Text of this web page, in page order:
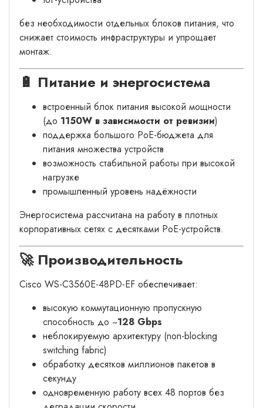
без необходимости отдельных блоков питания, что
снижает стоимость инфраструктуры и упрощает
монтаж.
🔋 Питание и энергосистема
встроенный блок питания высокой мощности
(до 1150W в зависимости от ревизии)
поддержка большого PoE-бюджета для
питания множества устройств
возможность стабильной работы при высокой
нагрузке
промышленный уровень надёжности
Энергосистема рассчитана на работу в плотных
корпоративных сетях с десятками PoE-устройств.
🚀 Производительность
Cisco WS-C3560E-48PD-EF обеспечивает:
высокую коммутационную пропускную
способность до ~128 Gbps
неблокируемую архитектуру (non-blocking
switching fabric)
обработку десятков миллионов пакетов в
секунду
одновременную работу всех 48 портов без